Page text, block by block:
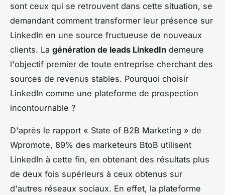
sont ceux qui se retrouvent dans cette situation, se
demandant comment transformer leur présence sur
LinkedIn en une source fructueuse de nouveaux
clients. La génération de leads LinkedIn demeure
l'objectif premier de toute entreprise cherchant des
sources de revenus stables. Pourquoi choisir
LinkedIn comme une plateforme de prospection
incontournable ?
D'après le rapport « State of B2B Marketing » de
Wpromote, 89% des marketeurs BtoB utilisent
LinkedIn à cette fin, en obtenant des résultats plus
de deux fois supérieurs à ceux obtenus sur
d'autres réseaux sociaux. En effet, la plateforme